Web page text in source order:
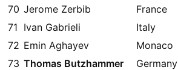
70 Jerome Zerbib France
71 Ivan Gabrieli Italy
72 Emin Aghayev Monaco
73 Thomas Butzhammer Germany